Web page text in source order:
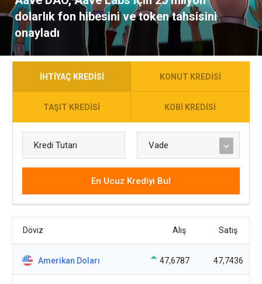
dolarlık fon hibesini ve token tahsisini
onayladı
İHTIYAÇ KREDISI KONUT KREDISI
TAŞIT KREDISI KOBI KREDISI
En Ucuz Krediyi Bul
Döviz Alış Satış
Amerikan Doları 47,6787 47,7436